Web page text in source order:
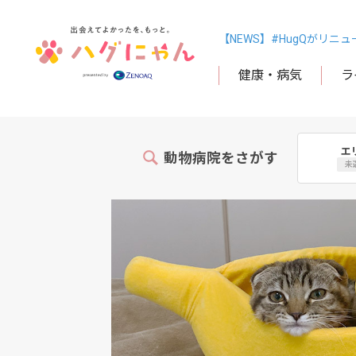
【NEWS】#HugQがリニ
健康・病気
動物病院をさがす エ
未